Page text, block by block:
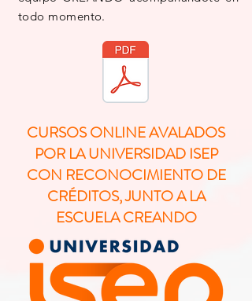
todo momento.
CURSOS ONLINE AVALADOS
POR LA UNIVERSIDAD ISEP
CON RECONOCIMIENTO DE
CRÉDITOS, JUNTO A LA
ESCUELA CREANDO